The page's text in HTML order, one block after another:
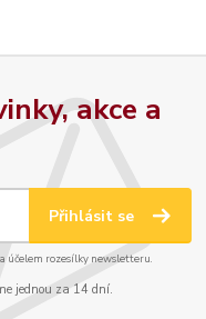
akce a
Přihlásit se
účelem rozesílky newsletteru.
jednou za 14 dní.